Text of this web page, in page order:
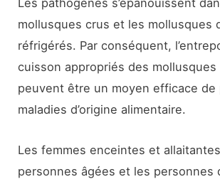
Les pathogènes s’épanouissent
mollusques crus et les mollusques
réfrigérés. Par conséquent,
cuisson appropriés des
peuvent être un moyen efficace de
maladies d’origine alimentaire.
Les femmes enceintes et
personnes âgées et les personnes